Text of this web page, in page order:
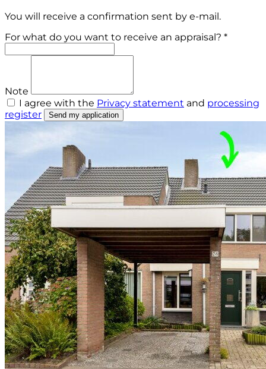
You will receive a confirmation sent by e-mail.
For what do you want to receive an appraisal? *
Note
I agree with the Privacy statement and processing
register
Send my application